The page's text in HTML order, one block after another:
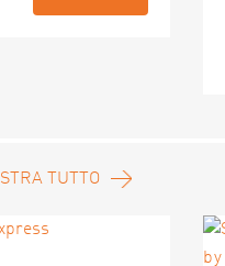
TUTTO